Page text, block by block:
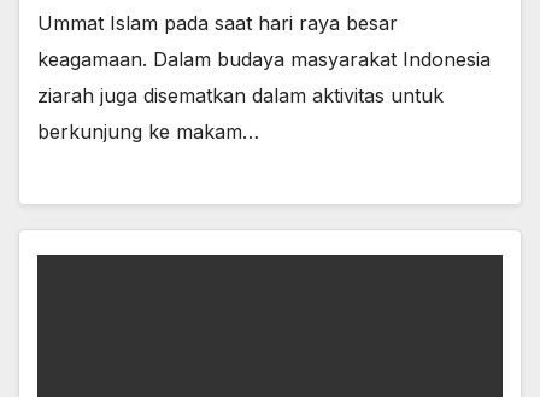
Ummat Islam pada saat hari raya besar
keagamaan. Dalam budaya masyarakat Indonesia
ziarah juga disematkan dalam aktivitas untuk
berkunjung ke makam…